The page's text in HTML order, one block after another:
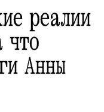
реалии
что
Анны